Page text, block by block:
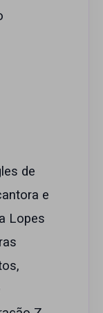
de
e
Lopes